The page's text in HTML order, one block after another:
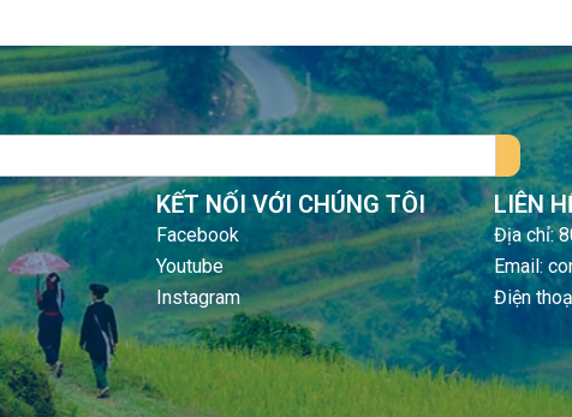
KẾT NỐI VỚI CHÚNG TÔI
Facebook
Youtube
Instagram
LIÊN
Địa chỉ:
Email:
Điện